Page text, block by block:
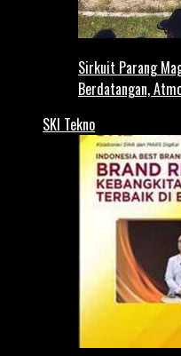
Sirkuit Parang
Berdatangan,
SKI Tekno